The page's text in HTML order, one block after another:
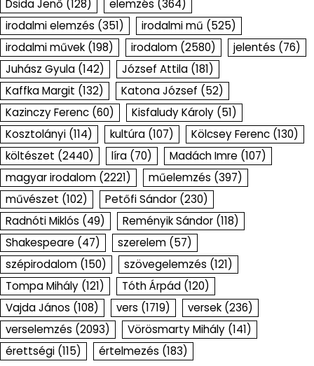
Dsida Jenő (128) elemzés (364)
irodalmi elemzés (351) irodalmi mű (525)
irodalmi művek (198) irodalom (2580) jelentés (76)
Juhász Gyula (142) József Attila (181)
Kaffka Margit (132) Katona József (52)
Kazinczy Ferenc (60) Kisfaludy Károly (51)
Kosztolányi (114) kultúra (107) Kölcsey Ferenc (130)
költészet (2440) líra (70) Madách Imre (107)
magyar irodalom (2221) műelemzés (397)
művészet (102) Petőfi Sándor (230)
Radnóti Miklós (49) Reményik Sándor (118)
Shakespeare (47) szerelem (57)
szépirodalom (150) szövegelemzés (121)
Tompa Mihály (121) Tóth Árpád (120)
Vajda János (108) vers (1719) versek (236)
verselemzés (2093) Vörösmarty Mihály (141)
érettségi (115) értelmezés (183)